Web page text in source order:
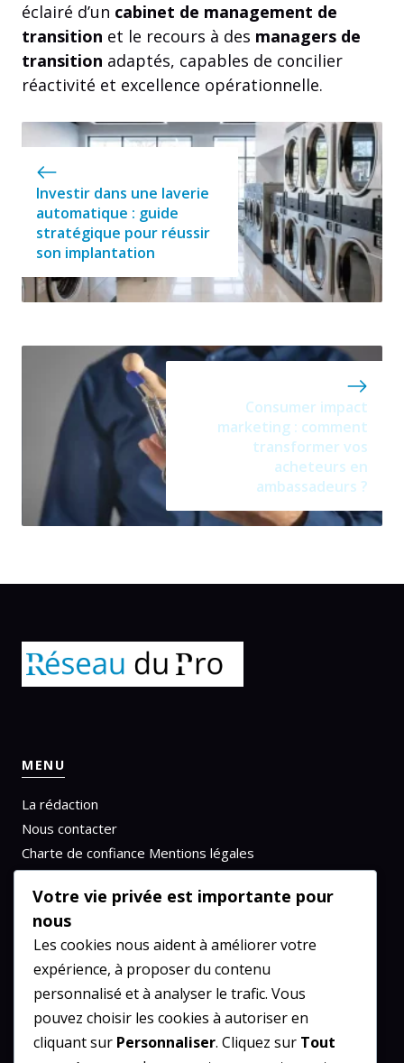
éclairé d’un cabinet de management de
transition et le recours à des managers de
transition adaptés, capables de concilier
réactivité et excellence opérationnelle.
Investir dans une laverie
automatique : guide
stratégique pour réussir
son implantation
Consumer impact
marketing : comment
transformer vos
acheteurs en
ambassadeurs ?
MENU
La rédaction
Nous contacter
Charte de confiance Mentions légales
Politique de confidentialité
RÉSEAU DU PRO
Emploi
Entreprise
Finance
Votre vie privée est importante pour
nous
Les cookies nous aident à améliorer votre
expérience, à proposer du contenu
personnalisé et à analyser le trafic. Vous
pouvez choisir les cookies à autoriser en
cliquant sur Personnaliser. Cliquez sur Tout